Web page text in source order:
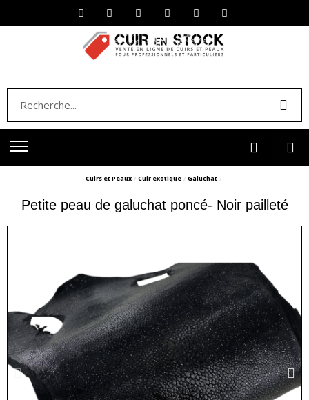
Cuirs et Peaux Cuir exotique Galuchat
Petite peau de galuchat poncé- Noir pailleté